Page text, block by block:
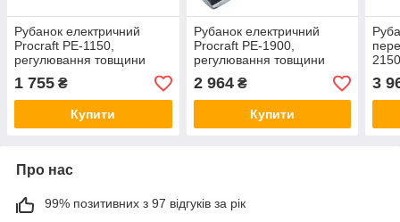
Рубанок електричний
Procraft PE-1150,
регулювання товщини
зняття, алюмінієва
підошва
1 755 ₴
Купити
Рубанок електричний
Procraft PE-1900,
регулювання товщини
зняття, спеціальний V-
подібний паз
2 964₴
Купити
3
Про нас
99% позитивних з 97 відгуків за рік